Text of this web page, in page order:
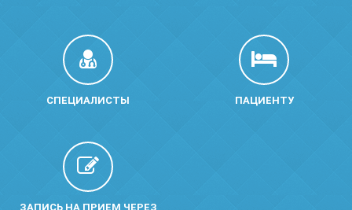
СПЕЦИАЛИСТЫ ПАЦИЕНТУ
ЗАПИСЬ НА ПРИЕМ ЧЕРЕЗ